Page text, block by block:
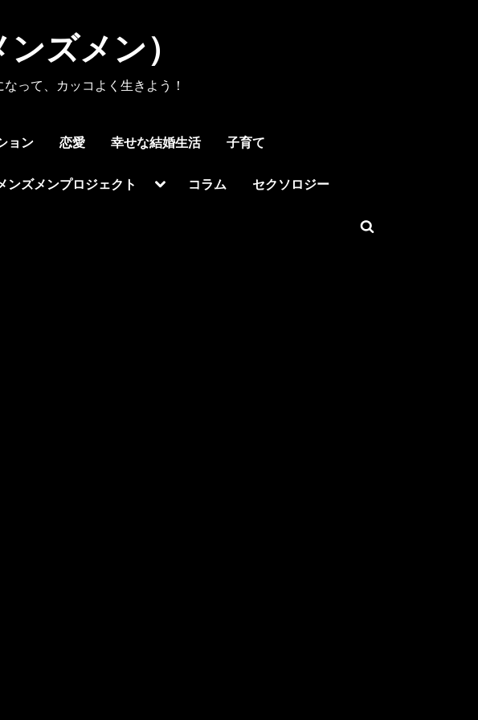
ズメン）
って、カッコよく生きよう！
ョン 恋愛 幸せな結婚生活 子育て
ンズメンプロジェクト
Toggleコラム セクソロジー
Toggle